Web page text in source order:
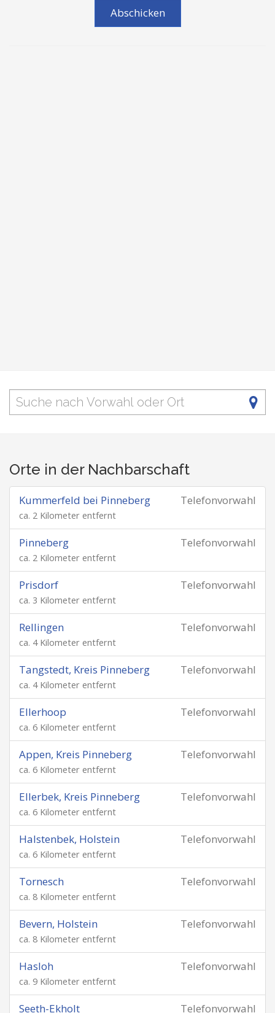
Orte in der Nachbarschaft
Telefonvorwahl
Kummerfeld bei Pinneberg
ca. 2 Kilometer entfernt
Telefonvorwahl
Pinneberg
ca. 2 Kilometer entfernt
Telefonvorwahl
Prisdorf
ca. 3 Kilometer entfernt
Telefonvorwahl
Rellingen
ca. 4 Kilometer entfernt
Telefonvorwahl
Tangstedt, Kreis Pinneberg
ca. 4 Kilometer entfernt
Telefonvorwahl
Ellerhoop
ca. 6 Kilometer entfernt
Telefonvorwahl
Appen, Kreis Pinneberg
ca. 6 Kilometer entfernt
Telefonvorwahl
Ellerbek, Kreis Pinneberg
ca. 6 Kilometer entfernt
Telefonvorwahl
Halstenbek, Holstein
ca. 6 Kilometer entfernt
Telefonvorwahl
Tornesch
ca. 8 Kilometer entfernt
Telefonvorwahl
Bevern, Holstein
ca. 8 Kilometer entfernt
Telefonvorwahl
Hasloh
ca. 9 Kilometer entfernt
Telefonvorwahl
Seeth-Ekholt